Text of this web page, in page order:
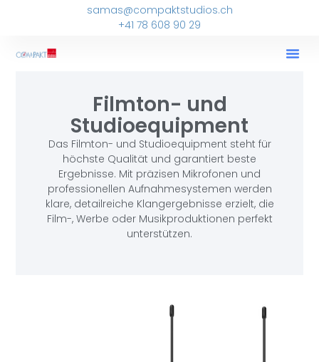
samas@compaktstudios.ch
+41 78 608 90 29
Filmton- und
Studioequipment
Das Filmton- und Studioequipment steht für
höchste Qualität und garantiert beste
Ergebnisse. Mit präzisen Mikrofonen und
professionellen Aufnahmesystemen werden
klare, detailreiche Klangergebnisse erzielt, die
Film-, Werbe oder Musikproduktionen perfekt
unterstützen.